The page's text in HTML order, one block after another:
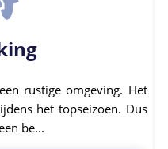
rustige omgeving. Het
het topseizoen. Dus
be...